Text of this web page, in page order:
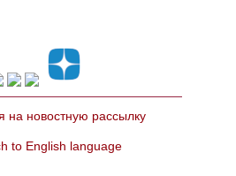
на новостную рассылку
to English language